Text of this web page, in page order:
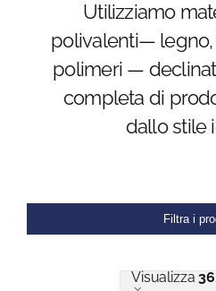
Blog
Utilizziamo
polivalenti— legno,
polimeri —
completa di
dallo stile
Filtra i
Visualizza36